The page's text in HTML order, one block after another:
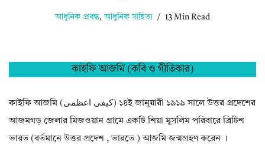
আধুনিক প্রবন্ধ, আধুনিক সাহিত্য 13 Min Read
কাইফি আজমি (কবি ও গীতিকার)
কাইফি আজমি (کیفی اعظمی) ১৪ই জানুয়ারী ১৯১৯ সালে উত্তর প্রদেশের
আজমগড় জেলার মিজওয়ান গ্রামে একটি শিয়া মুসলিম পরিবারে ব্রিটিশ
ভারত (বর্তমানে উত্তর প্রদেশ , ভারতে ) আজমি জন্মগ্রহণ করেন ।